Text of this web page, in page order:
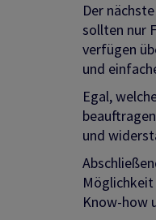
Der
sollten nur
verfügen
und
Egal,
und
Möglichkeit
Know-how